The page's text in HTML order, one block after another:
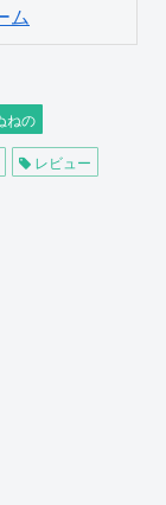
ム
ねの
レビュー